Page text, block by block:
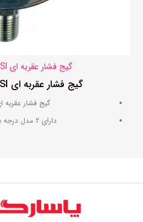
گیج فشار عقربه ای Buchanan 30 PSI
گیج فشار عقربه ای Buchanan 30 PSI
گیج فشار عقربه
دارای 2 مدل درجه بندی (bar & PSI)
مناسب جهت استفاده در